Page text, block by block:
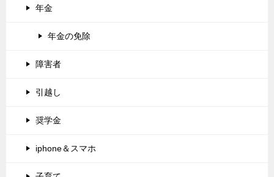
年金
年金の免除
障害者
引越し
奨学金
iphone＆スマホ